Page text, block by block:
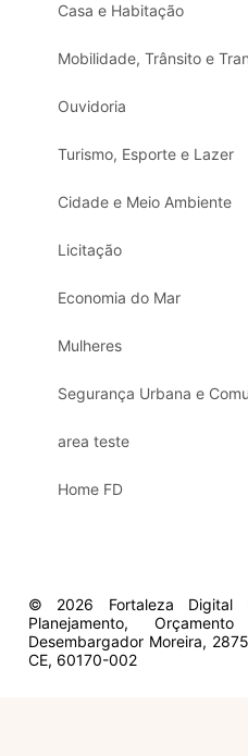
Casa e Habitação
Mobilidade, Trânsito e
Ouvidoria
Turismo, Esporte e Lazer
Cidade e Meio Ambiente
Licitação
Economia do Mar
Mulheres
Segurança Urbana e
area teste
Home FD
© 2026 Fortaleza Digital
Planejamento,
Desembargador Moreira,
CE, 60170-002